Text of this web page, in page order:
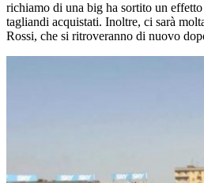
richiamo di una big ha sortito un
tagliandi acquistati. Inoltre, ci sarà
Rossi, che si ritroveranno di nuovo